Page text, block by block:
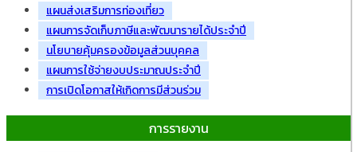
แผนส่งเสริมการท่องเที่ยว
แผนการจัดเก็บภาษีและพัฒนารายได้ประจำปี
นโยบายคุ้มครองข้อมูลส่วนบุคคล
แผนการใช้จ่ายงบประมาณประจำปี
การเปิดโอกาสให้เกิดการมีส่วนร่วม
การรายงาน